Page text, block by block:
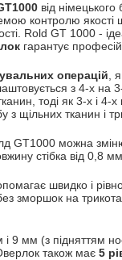
від
контролю
Rold GT 1000 -
гарантує
операцій ,
з 4-х на 3-
тоді як 3-х і
щільних тканин і
GT1000 можна
стібка від 0,8
швидко і
зморшок на
9 мм (з підняттям
також має 5